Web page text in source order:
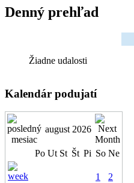
Denný prehľad
Žiadne udalosti
Kalendár podujatí
august 2026
Po Ut St Št Pi So Ne
1 2